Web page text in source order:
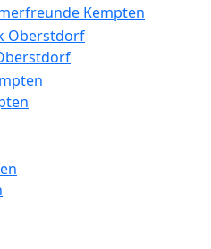
Kempten